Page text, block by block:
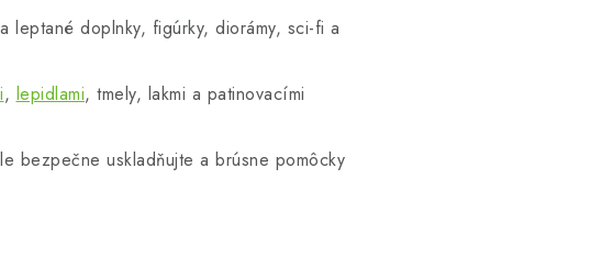
leptané doplnky, figúrky, diorámy, sci-fi a
, lepidlami, tmely, lakmi a patinovacími
bezpečne uskladňujte a brúsne pomôcky